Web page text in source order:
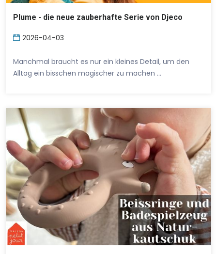
Plume - die neue zauberhafte Serie von Djeco
2026-04-03
Manchmal braucht es nur ein kleines Detail, um den
Alltag ein bisschen magischer zu machen …